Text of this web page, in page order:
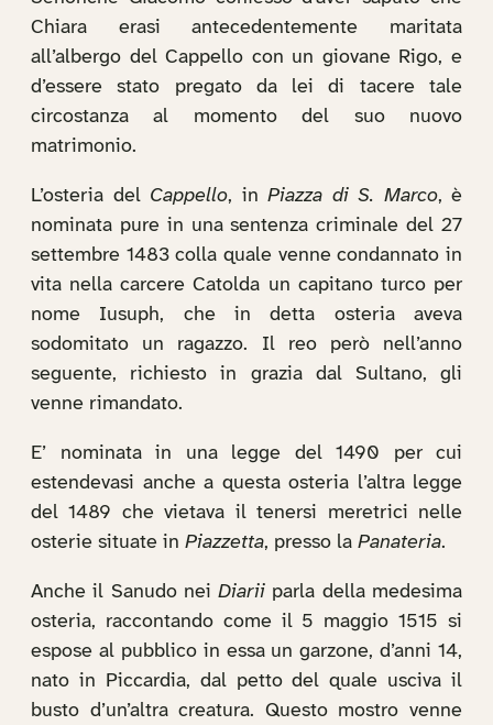
Chiara erasi antecedentemente maritata
all’albergo del Cappello con un giovane Rigo, e
d’essere stato pregato da lei di tacere tale
circostanza al momento del suo nuovo
matrimonio.
L’osteria del Cappello, in Piazza di S. Marco, è
nominata pure in una sentenza criminale del 27
settembre 1483 colla quale venne condannato in
vita nella carcere Catolda un capitano turco per
nome Iusuph, che in detta osteria aveva
sodomitato un ragazzo. Il reo però nell’anno
seguente, richiesto in grazia dal Sultano, gli
venne rimandato.
E’ nominata in una legge del 1490 per cui
estendevasi anche a questa osteria l’altra legge
del 1489 che vietava il tenersi meretrici nelle
osterie situate in Piazzetta, presso la Panateria.
Anche il Sanudo neiDiarii parla della medesima
osteria, raccontando come il 5 maggio 1515 si
espose al pubblico in essa un garzone, d’anni 14,
nato in Piccardia, dal petto del quale usciva il
busto d’un’altra creatura. Questo mostro venne